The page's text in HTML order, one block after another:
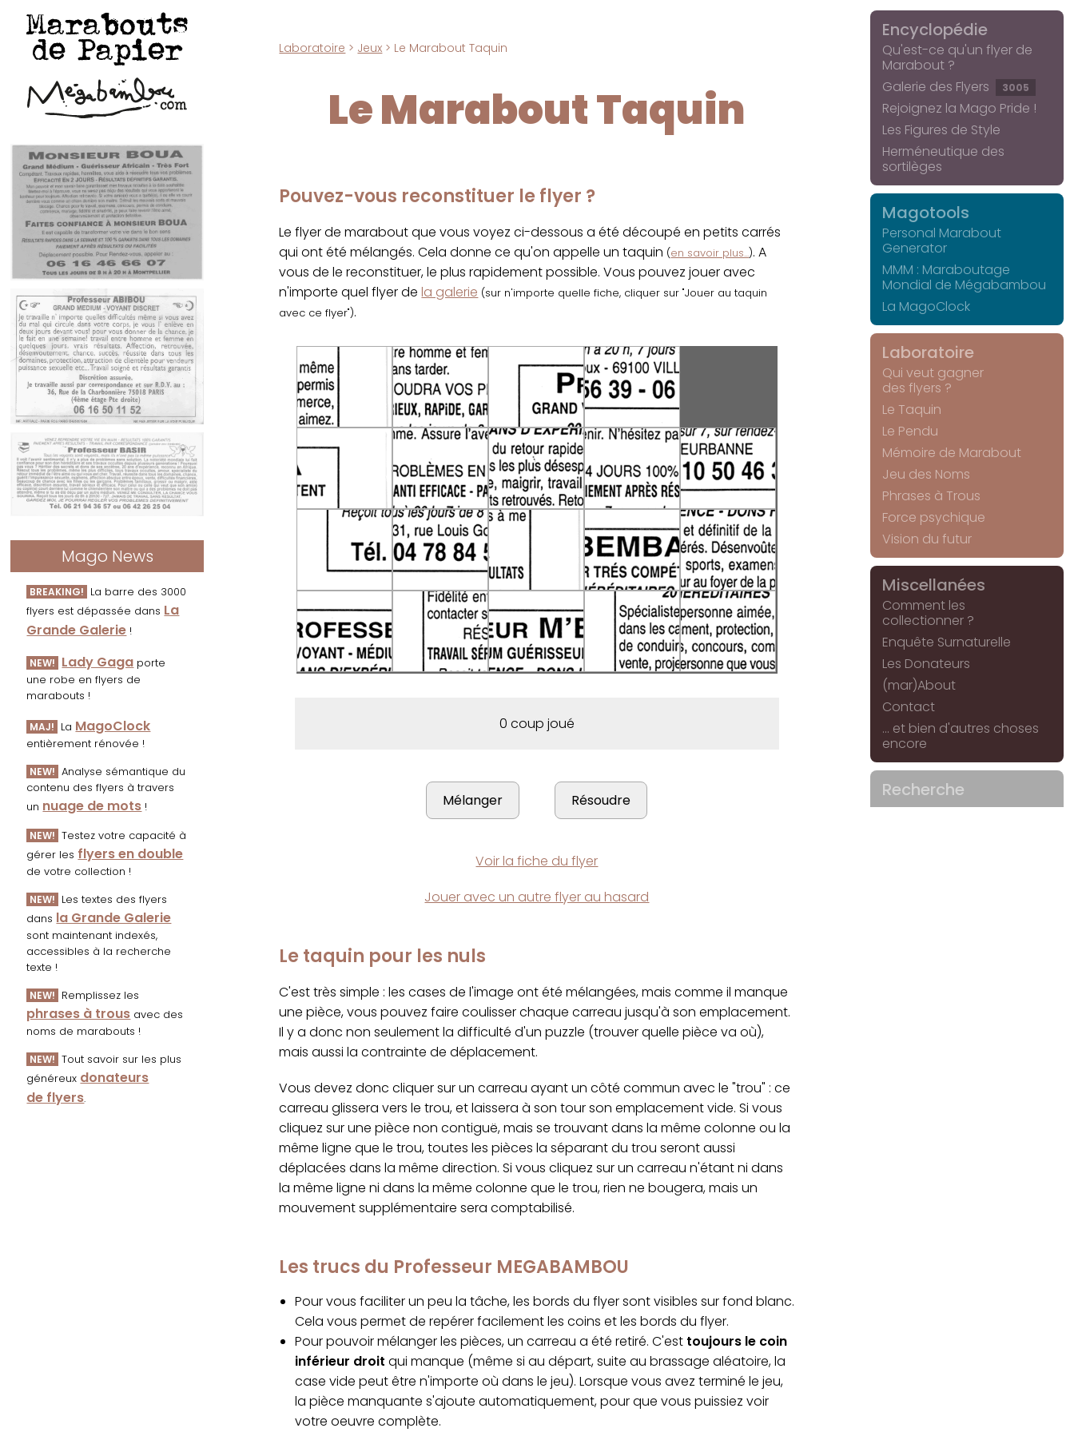
Marabouts
de Papier
Mago News
BREAKING! La barre des 3000
flyers est dépassée dans La
Grande Galerie !
NEW! Lady Gaga porte
une robe en flyers de
marabouts !
MAJ! La MagoClock
entièrement rénovée !
NEW! Analyse sémantique du
contenu des flyers à travers
un nuage de mots !
NEW! Testez votre capacité à
gérer les flyers en double
de votre collection !
NEW! Les textes des flyers
dans la Grande Galerie
sont maintenant indexés,
accessibles à la recherche
texte !
NEW! Remplissez les
phrases à trous avec des
noms de marabouts !
NEW! Tout savoir sur les plus
généreux donateurs
de flyers.
Laboratoire > Jeux > Le Marabout Taquin
Le Marabout Taquin
Pouvez-vous reconstituer le flyer ?
Le flyer de marabout que vous voyez ci-dessous a été découpé en petits carrés
qui ont été mélangés. Cela donne ce qu'on appelle un taquin (en savoir plus...). A
vous de le reconstituer, le plus rapidement possible. Vous pouvez jouer avec
n'importe quel flyer dela galerie (sur n'importe quelle fiche, cliquer sur "Jouer au taquin
avec ce flyer").
0 coup joué
Voir la fiche du flyer
Jouer avec un autre flyer au hasard
Le taquin pour les nuls
C'est très simple : les cases de l'image ont été mélangées, mais comme il manque
une pièce, vous pouvez faire coulisser chaque carreau jusqu'à son emplacement.
Il y a donc non seulement la difficulté d'un puzzle (trouver quelle pièce va où),
mais aussi la contrainte de déplacement.
Vous devez donc cliquer sur un carreau ayant un côté commun avec le "trou" : ce
carreau glissera vers le trou, et laissera à son tour son emplacement vide. Si vous
cliquez sur une pièce non contiguë, mais se trouvant dans la même colonne ou la
même ligne que le trou, toutes les pièces la séparant du trou seront aussi
déplacées dans la même direction. Si vous cliquez sur un carreau n'étant ni dans
la même ligne ni dans la même colonne que le trou, rien ne bougera, mais un
mouvement supplémentaire sera comptabilisé.
Les trucs du Professeur MEGABAMBOU
Pour vous faciliter un peu la tâche, les bords du flyer sont visibles sur fond blanc.
Cela vous permet de repérer facilement les coins et les bords du flyer.
Pour pouvoir mélanger les pièces, un carreau a été retiré. C'est toujours le coin
inférieur droit qui manque (même si au départ, suite au brassage aléatoire, la
case vide peut être n'importe où dans le jeu). Lorsque vous avez terminé le jeu,
la pièce manquante s'ajoute automatiquement, pour que vous puissiez voir
votre oeuvre complète.
Encyclopédie
Qu'est-ce qu'un flyer de
Marabout ?
Galerie des Flyers
3005
Rejoignez la Mago Pride !
Les Figures de Style
Herméneutique des
sortilèges
Magotools
Personal Marabout
Generator
MMM : Maraboutage
Mondial de Mégabambou
La MagoClock
Laboratoire
Qui veut gagner
des flyers ?
Le Taquin
Le Pendu
Mémoire de Marabout
Jeu des Noms
Phrases à Trous
Force psychique
Vision du futur
Miscellanées
Comment les
collectionner ?
Enquête Surnaturelle
Les Donateurs
(mar)About
Contact
... et bien d'autres choses
encore
Recherche